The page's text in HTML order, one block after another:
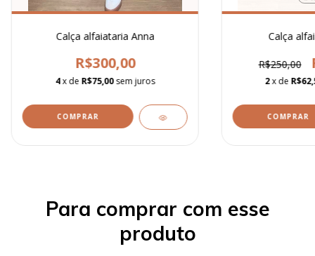
Calça alfaiataria Anna
R$300,00
4x de R$75,00 sem juros
COMPRAR
Calça
R$250,00
2x de
COMPRAR
Para comprar com esse
produto